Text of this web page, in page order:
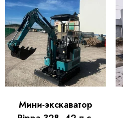
Мини-экскаватор